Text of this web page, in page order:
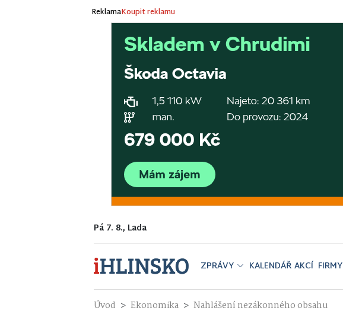
ReklamaKoupit reklamu
Pá 7. 8., Lada
ZPRÁVY KALENDÁŘ AKCÍ FIRMY
Úvod Ekonomika Nahlášení nezákonného obsahu